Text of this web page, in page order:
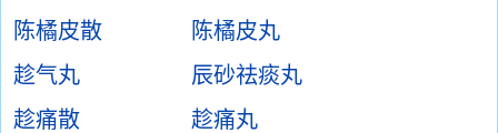
陈橘皮散
陈橘皮丸
趁气丸
辰砂祛痰丸
趁痛散
趁痛丸